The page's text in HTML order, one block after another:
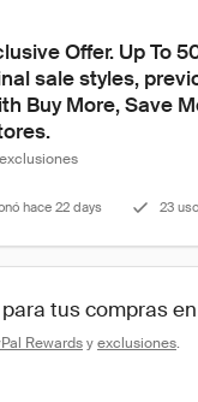
Offer. Up To
sale styles,
Buy More, Save
hace 22 days 23
tus compras
Rewards y exclusiones.